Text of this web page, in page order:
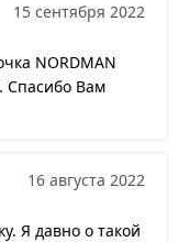
15 сентября 2022
NORDMAN
Спасибо Вам
16 августа 2022
Я давно о такой